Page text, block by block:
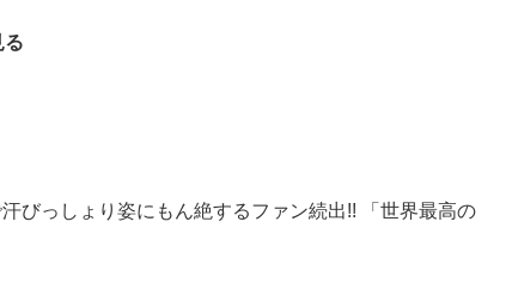
る
っしょり姿にもん絶するファン続出!! 「世界最高の